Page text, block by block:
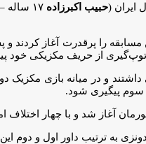
حبیب اکبرزاده ۱۷ ساله –
مکزیکی خود پیشی گرفته و این ست را با
سوم پیگیری شود.
اختلاف امتیاز بازی به نفع ایران پیش رفت و
به ترتیب داور اول و دوم این